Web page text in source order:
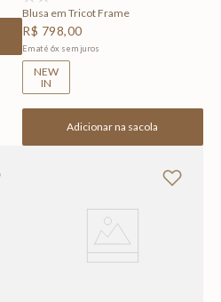
Blusa em Tricot Frame
R$ 798,00
Em até 6x sem juros
NEW
IN
Adicionar na sacola